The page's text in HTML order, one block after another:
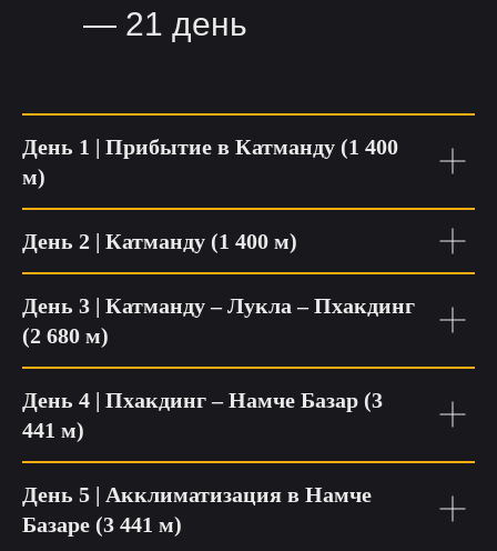
— 21 день
День 1 | Прибытие в Катманду (1 400
м)
День 2 | Катманду (1 400 м)
День 3 | Катманду – Лукла – Пхакдинг
(2 680 м)
День 4 | Пхакдинг – Намче Базар (3
441 м)
День 5 | Акклиматизация в Намче
Базаре (3 441 м)